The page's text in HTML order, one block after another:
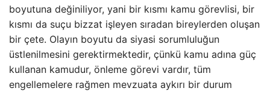
boyutuna değiniliyor, yani bir kısmı kamu görevlisi, bir
kısmı da suçu bizzat işleyen sıradan bireylerden oluşan
bir çete. Olayın boyutu da siyasi sorumluluğun
üstlenilmesini gerektirmektedir, çünkü kamu adına güç
kullanan kamudur, önleme görevi vardır, tüm
engellemelere rağmen mevzuata aykırı bir durum